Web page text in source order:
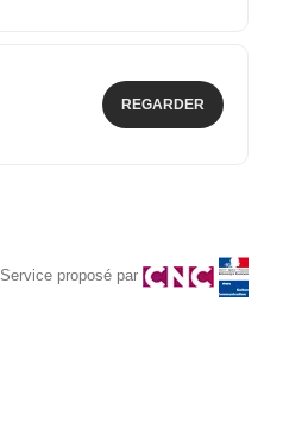
REGARDER
Service proposé par